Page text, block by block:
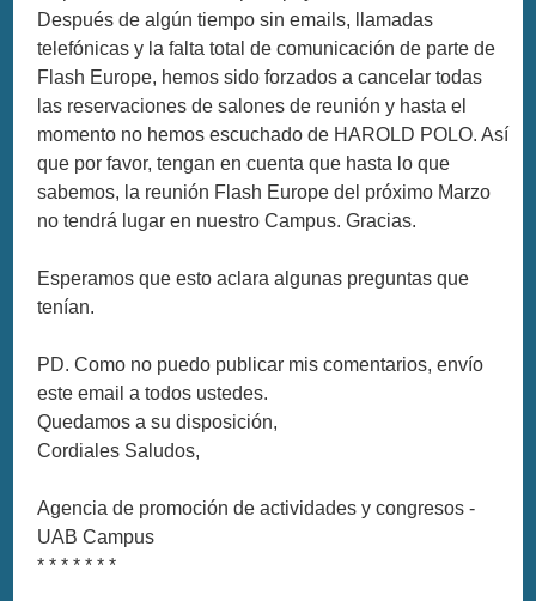
Después de algún tiempo sin emails, llamadas
telefónicas y la falta total de comunicación de parte de
Flash Europe, hemos sido forzados a cancelar todas
las reservaciones de salones de reunión y hasta el
momento no hemos escuchado de HAROLD POLO. Así
que por favor, tengan en cuenta que hasta lo que
sabemos, la reunión Flash Europe del próximo Marzo
no tendrá lugar en nuestro Campus. Gracias.
Esperamos que esto aclara algunas preguntas que
tenían.
PD. Como no puedo publicar mis comentarios, envío
este email a todos ustedes.
Quedamos a su disposición,
Cordiales Saludos,
Agencia de promoción de actividades y congresos -
UAB Campus
* * * * * * *